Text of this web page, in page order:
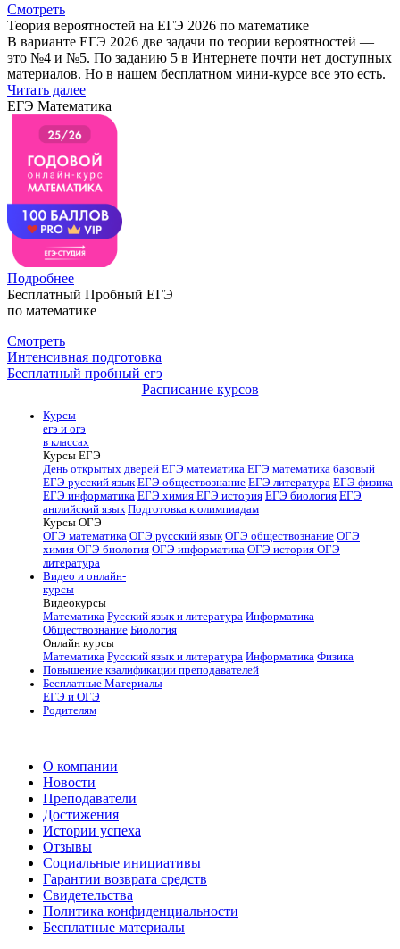
Смотреть
Теория вероятностей на ЕГЭ 2026 по математике
В варианте ЕГЭ 2026 две задачи по теории вероятностей —
это №4 и №5. По заданию 5 в Интернете почти нет доступных
материалов. Но в нашем бесплатном мини-курсе все это есть.
Читать далее
ЕГЭ Математика
Подробнее
Бесплатный Пробный ЕГЭ
по математике
Смотреть
Интенсивная подготовка
Бесплатный пробный егэ
Расписание курсов
Курсы
егэ и огэ
в классах
Курсы ЕГЭ
День открытых дверей ЕГЭ математика ЕГЭ математика базовый
ЕГЭ русский язык ЕГЭ обществознание ЕГЭ литература ЕГЭ физика
ЕГЭ информатика ЕГЭ химия ЕГЭ история ЕГЭ биология ЕГЭ
английский язык Подготовка к олимпиадам
Курсы ОГЭ
ОГЭ математика ОГЭ русский язык ОГЭ обществознание ОГЭ
химия ОГЭ биология ОГЭ информатика ОГЭ история ОГЭ
литература
Видео и онлайн-
курсы
Видеокурсы
Математика Русский язык и литература Информатика
Обществознание Биология
Онлайн курсы
Математика Русский язык и литература Информатика Физика
Повышение квалификации преподавателей
Бесплатные Материалы
ЕГЭ и ОГЭ
Родителям
О компании
Новости
Преподаватели
Достижения
Истории успеха
Отзывы
Социальные инициативы
Гарантии возврата средств
Свидетельства
Политика конфиденциальности
Бесплатные материалы